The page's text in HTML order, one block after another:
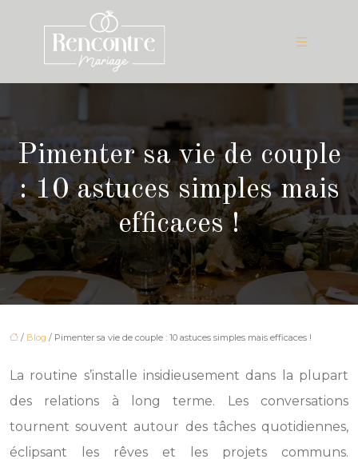
Pimenter sa vie de couple
: 10 astuces simples mais
efficaces !
/ Blog / Pimenter sa vie de couple : 10 astuces simples mais efficaces !
La routine s’installe insidieusement dans la plupart
des relations à long terme. Les conversations
tournent souvent autour des tâches quotidiennes,
éclipsant les rêves et les projets communs.